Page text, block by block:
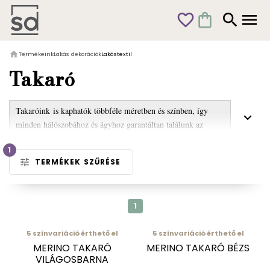
favorite_outline shopping_bag search menu
homeTermékeinkLakás dekorációkLakástextil
Takaró
keyboard_arrow_down
Takaróink is kaphatók többféle méretben és színben, így
minden hálószobához és ágyhoz garantáltan találunk az
tune TERMÉKEK SZŰRÉSE
1
1
5 színvariáció érthető el
MERINO TAKARÓ
VILÁGOSBARNA
5 színvariáció érthető el
MERINO TAKARÓ BÉZS